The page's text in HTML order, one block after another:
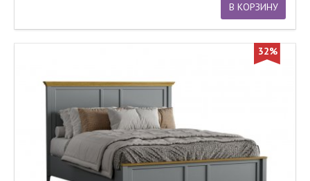
В КОРЗИНУ
32%